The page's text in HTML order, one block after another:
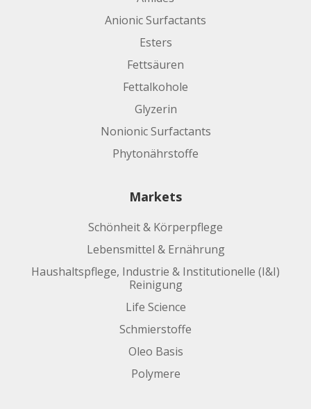
Anionic Surfactants
Esters
Fettsäuren
Fettalkohole
Glyzerin
Nonionic Surfactants
Phytonährstoffe
Markets
Schönheit & Körperpflege
Lebensmittel & Ernährung
Haushaltspflege, Industrie & Institutionelle (I&I)
Reinigung
Life Science
Schmierstoffe
Oleo Basis
Polymere